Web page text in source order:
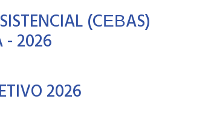
(CЕВAS)
- 2026
2026